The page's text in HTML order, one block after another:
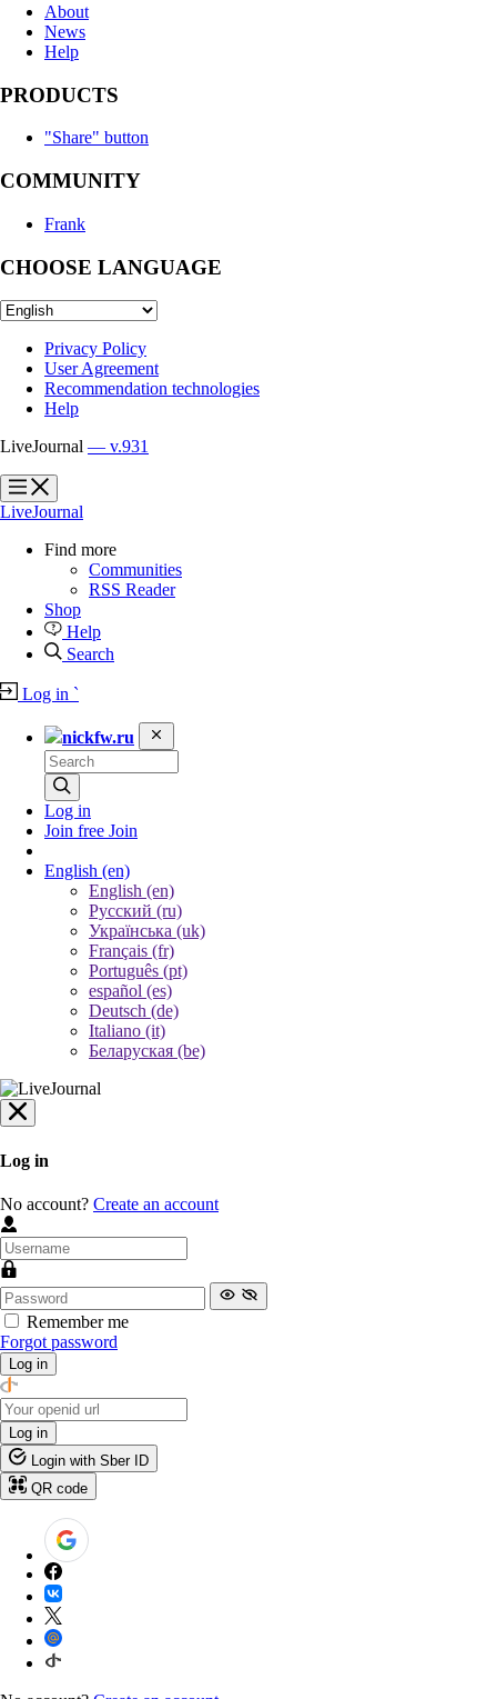
About
News
Help
PRODUCTS
"Share" button
COMMUNITY
Frank
CHOOSE LANGUAGE
Privacy Policy
User Agreement
Recommendation technologies
Help
LiveJournal — v.931
?
?
LiveJournal
Find more
Communities
RSS Reader
Shop
Help
Search
Log in `
nickfw.ru
Log in
Join free Join
English (en)
English (en)
Русский (ru)
Українська (uk)
Français (fr)
Português (pt)
español (es)
Deutsch (de)
Italiano (it)
Беларуская (be)
Log in
No account? Create an account
Remember me
Forgot password
Log in
Log in
Login with Sber ID
QR code